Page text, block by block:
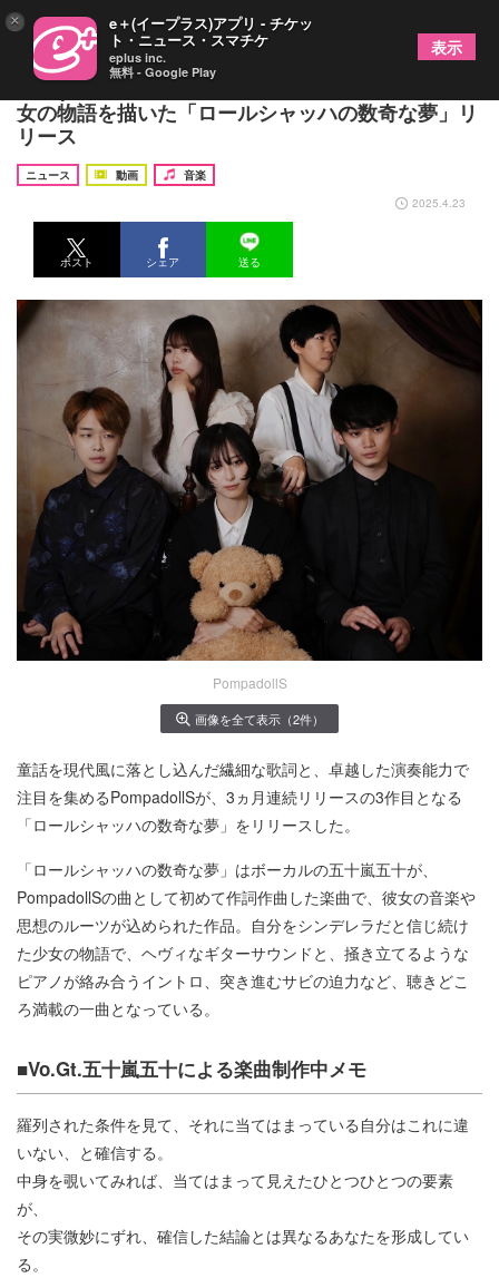
PompadollS、自分をシンデレラだと信じ続けた少
女の物語を描いた「ロールシャッハの数奇な夢」リ
リース
ニュース 動画
音楽
2025.4.23
ポスト シェア 送る
PompadollS
画像を全て表示（2件）
童話を現代風に落とし込んだ繊細な歌詞と、卓越した演奏能力で
注目を集めるPompadollSが、3ヵ月連続リリースの3作目となる
「ロールシャッハの数奇な夢」をリリースした。
「ロールシャッハの数奇な夢」はボーカルの五十嵐五十が、
PompadollSの曲として初めて作詞作曲した楽曲で、彼女の音楽や
思想のルーツが込められた作品。自分をシンデレラだと信じ続け
た少女の物語で、ヘヴィなギターサウンドと、掻き立てるような
ピアノが絡み合うイントロ、突き進むサビの迫力など、聴きどこ
ろ満載の一曲となっている。
■Vo.Gt.五十嵐五十による楽曲制作中メモ
羅列された条件を見て、それに当てはまっている自分はこれに違
いない、と確信する。
中身を覗いてみれば、当てはまって見えたひとつひとつの要素
が、
その実微妙にずれ、確信した結論とは異なるあなたを形成してい
る。
× e＋(イープラス)アプリ - チケッ
ト・ニュース・スマチケ
eplus inc.
無料 - Google Play
表示